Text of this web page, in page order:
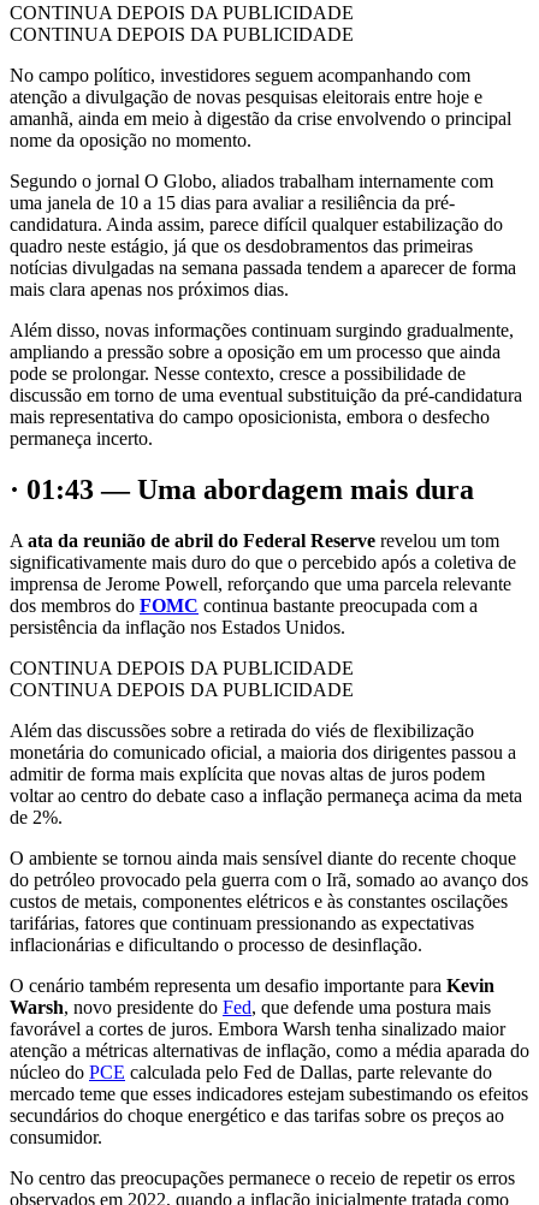
CONTINUA DEPOIS DA PUBLICIDADE
CONTINUA DEPOIS DA PUBLICIDADE
No campo político, investidores seguem acompanhando com
atenção a divulgação de novas pesquisas eleitorais entre hoje e
amanhã, ainda em meio à digestão da crise envolvendo o principal
nome da oposição no momento.
Segundo o jornal O Globo, aliados trabalham internamente com
uma janela de 10 a 15 dias para avaliar a resiliência da pré-
candidatura. Ainda assim, parece difícil qualquer estabilização do
quadro neste estágio, já que os desdobramentos das primeiras
notícias divulgadas na semana passada tendem a aparecer de forma
mais clara apenas nos próximos dias.
Além disso, novas informações continuam surgindo gradualmente,
ampliando a pressão sobre a oposição em um processo que ainda
pode se prolongar. Nesse contexto, cresce a possibilidade de
discussão em torno de uma eventual substituição da pré-candidatura
mais representativa do campo oposicionista, embora o desfecho
permaneça incerto.
· 01:43 — Uma abordagem mais dura
A ata da reunião de abril do Federal Reserve revelou um tom
significativamente mais duro do que o percebido após a coletiva de
imprensa de Jerome Powell, reforçando que uma parcela relevante
dos membros do FOMC continua bastante preocupada com a
persistência da inflação nos Estados Unidos.
CONTINUA DEPOIS DA PUBLICIDADE
CONTINUA DEPOIS DA PUBLICIDADE
Além das discussões sobre a retirada do viés de flexibilização
monetária do comunicado oficial, a maioria dos dirigentes passou a
admitir de forma mais explícita que novas altas de juros podem
voltar ao centro do debate caso a inflação permaneça acima da meta
de 2%.
O ambiente se tornou ainda mais sensível diante do recente choque
do petróleo provocado pela guerra com o Irã, somado ao avanço dos
custos de metais, componentes elétricos e às constantes oscilações
tarifárias, fatores que continuam pressionando as expectativas
inflacionárias e dificultando o processo de desinflação.
O cenário também representa um desafio importante para Kevin
Warsh, novo presidente do Fed, que defende uma postura mais
favorável a cortes de juros. Embora Warsh tenha sinalizado maior
atenção a métricas alternativas de inflação, como a média aparada do
núcleo do PCE calculada pelo Fed de Dallas, parte relevante do
mercado teme que esses indicadores estejam subestimando os efeitos
secundários do choque energético e das tarifas sobre os preços ao
consumidor.
No centro das preocupações permanece o receio de repetir os erros
observados em 2022, quando a inflação inicialmente tratada como